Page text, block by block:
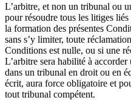
L’arbitre, et non un tribunal ou
pour résoudre tous les litiges
la formation des présentes
sans s’y limiter, toute
Conditions est nulle, ou si une
L’arbitre sera habilité à
dans un tribunal en droit ou en
écrit, aura force obligatoire et
tout tribunal compétent.